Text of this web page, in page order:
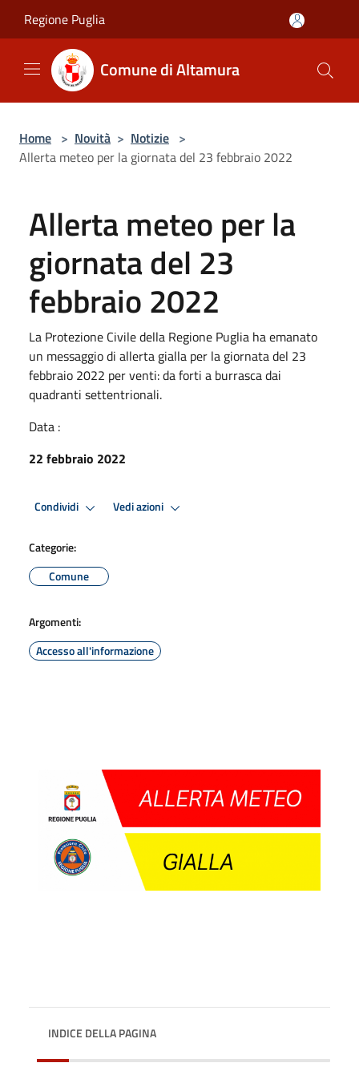
Regione Puglia
Comune di Altamura
Home > Novità > Notizie >
Allerta meteo per la giornata del 23 febbraio 2022
Allerta meteo per la
giornata del 23
febbraio 2022
La Protezione Civile della Regione Puglia ha emanato
un messaggio di allerta gialla per la giornata del 23
febbraio 2022 per venti: da forti a burrasca dai
quadranti settentrionali.
Data :
22 febbraio 2022
Condividi Vedi azioni
Categorie:
Comune
Argomenti:
Accesso all'informazione
INDICE DELLA PAGINA